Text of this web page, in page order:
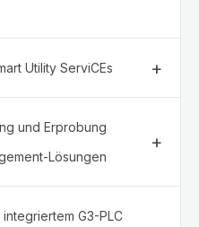
Utility ServiCEs
und Erprobung
Lösungen
G3-PLC